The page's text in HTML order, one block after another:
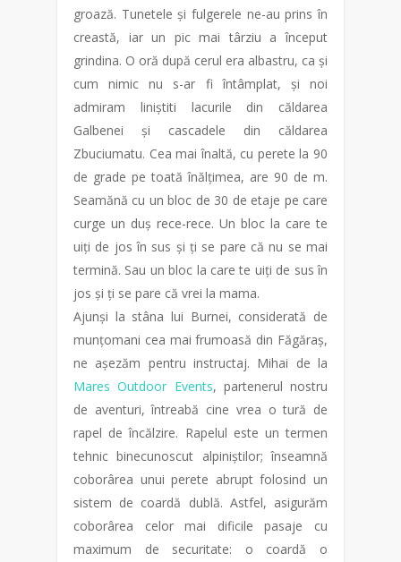
groază. Tunetele și fulgerele ne-au prins în
creastă, iar un pic mai târziu a început
grindina. O oră după cerul era albastru, ca și
cum nimic nu s-ar fi întâmplat, și noi
admiram liniștiti lacurile din căldarea
Galbenei și cascadele din căldarea
Zbuciumatu. Cea mai înaltă, cu perete la 90
de grade pe toată înălțimea, are 90 de m.
Seamănă cu un bloc de 30 de etaje pe care
curge un duș rece-rece. Un bloc la care te
uiți de jos în sus și ți se pare că nu se mai
termină. Sau un bloc la care te uiți de sus în
jos și ți se pare că vrei la mama.
Ajunși la stâna lui Burnei, considerată de
munțomani cea mai frumoasă din Făgăraș,
ne așezăm pentru instructaj. Mihai de la
Mares Outdoor Events, partenerul nostru
de aventuri, întreabă cine vrea o tură de
rapel de încălzire. Rapelul este un termen
tehnic binecunoscut alpiniștilor; înseamnă
coborârea unui perete abrupt folosind un
sistem de coardă dublă. Astfel, asigurăm
coborârea celor mai dificile pasaje cu
maximum de securitate: o coardă o